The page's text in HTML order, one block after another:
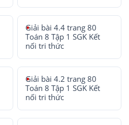
Giải bài 4.4 trang 80
Toán 8 Tập 1 SGK Kết
nối tri thức
Giải bài 4.2 trang 80
Toán 8 Tập 1 SGK Kết
nối tri thức